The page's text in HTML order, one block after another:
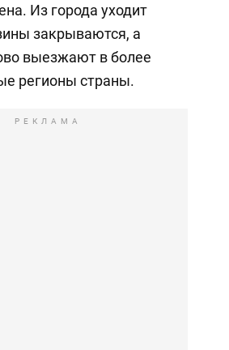
Из города уходит
закрываются, а
выезжают в более
регионы страны.
РЕКЛАМА